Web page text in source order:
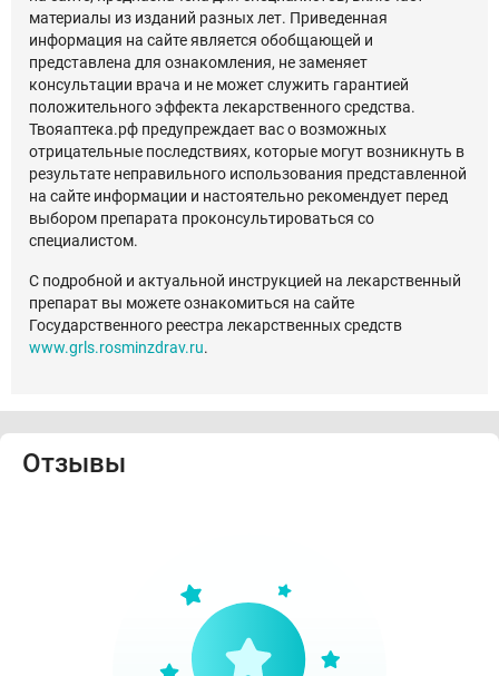
материалы из изданий разных лет. Приведенная
информация на сайте является обобщающей и
представлена для ознакомления, не заменяет
консультации врача и не может служить гарантией
положительного эффекта лекарственного средства.
Твояаптека.рф предупреждает вас о возможных
отрицательные последствиях, которые могут возникнуть в
результате неправильного использования представленной
на сайте информации и настоятельно рекомендует перед
выбором препарата проконсультироваться со
специалистом.
С подробной и актуальной инструкцией на лекарственный
препарат вы можете ознакомиться на сайте
Государственного реестра лекарственных средств
www.grls.rosminzdrav.ru.
Отзывы